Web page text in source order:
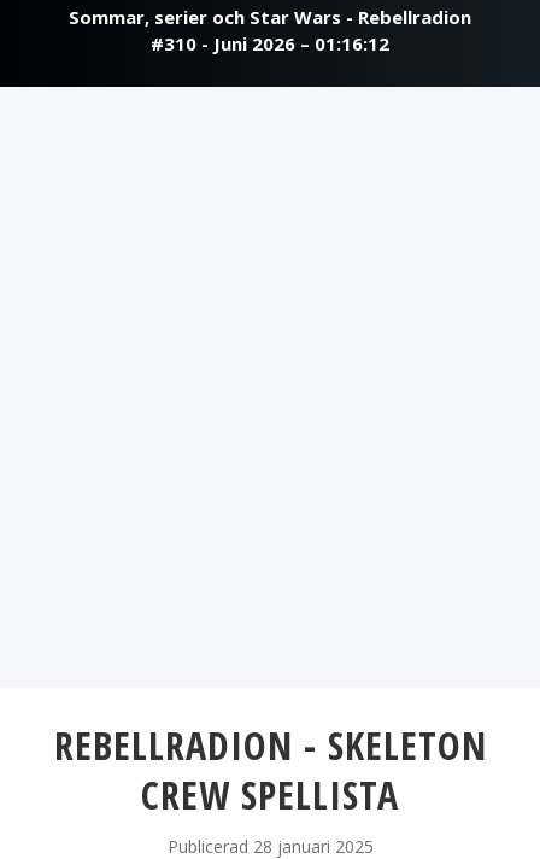
Sommar, serier och Star Wars - Rebellradion
#310 - Juni 2026 – 01:16:12
REBELLRADION - SKELETON
CREW SPELLISTA
Publicerad 28 januari 2025